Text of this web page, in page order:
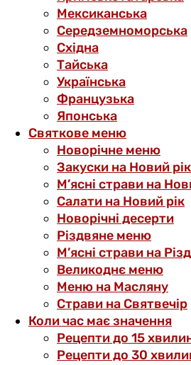
Мексиканська
Середземноморська
Східна
Тайська
Українська
Французька
Японська
Святкове меню
Новорічне меню
Закуски на Новий рік
М’ясні страви на
Салати на Новий рік
Новорічні десерти
Різдвяне меню
М’ясні страви на
Великоднє меню
Меню на Масляну
Страви на Святвечір
Коли час має значення
Рецепти до 15
Рецепти до 30